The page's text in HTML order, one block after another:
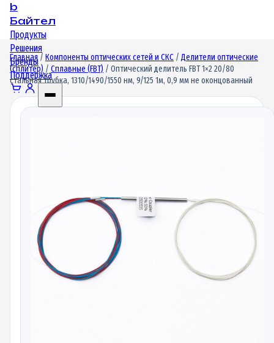
b
Байтел
Продукты
Решения
Бренды
Поддержка
Главная/ Компоненты оптических сетей и СКС / Делители оптические
(сплитер) / Сплавные (FBT) / Оптический делитель FBT 1×2 20/80
стальная трубка, 1310/1490/1550 нм, 9/125 1м, 0,9 мм не оконцованный